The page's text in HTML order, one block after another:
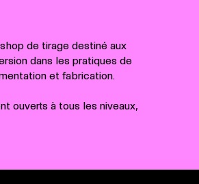
de tirage destiné aux
dans les pratiques de
et fabrication.
ouverts à tous les niveaux,